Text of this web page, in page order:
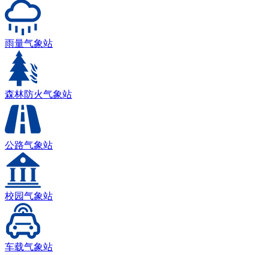
雨量气象站
森林防火气象站
公路气象站
校园气象站
车载气象站